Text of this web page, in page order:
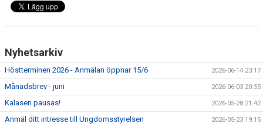
Nyhetsarkiv
Höstterminen 2026 - Anmälan öppnar 15/6 2026-06-14 23:17
Månadsbrev - juni 2026-06-03 20:55
Kalasen pausas! 2026-05-28 21:42
Anmäl ditt intresse till Ungdomsstyrelsen 2026-05-23 19:15